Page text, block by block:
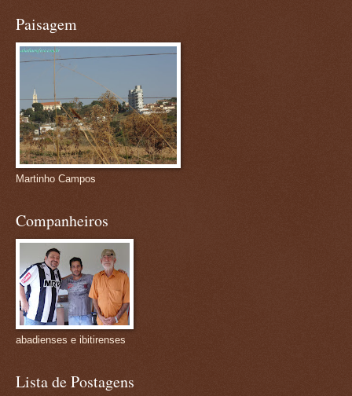
Paisagem
Martinho Campos
Companheiros
abadienses e ibitirenses
Lista de Postagens